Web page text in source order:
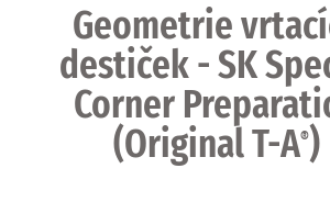
Geometrie
destiček - SK
Corner
(Original T-A®)